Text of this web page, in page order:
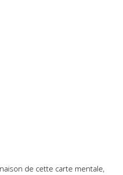
de cette carte mentale,